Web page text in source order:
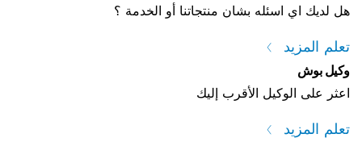
هل لديك اي اسئله بشان منتجاتنا أو الخدمة ؟
تعلم المزيد
وكيل بوش
اعثر على الوكيل الأقرب إليك
تعلم المزيد